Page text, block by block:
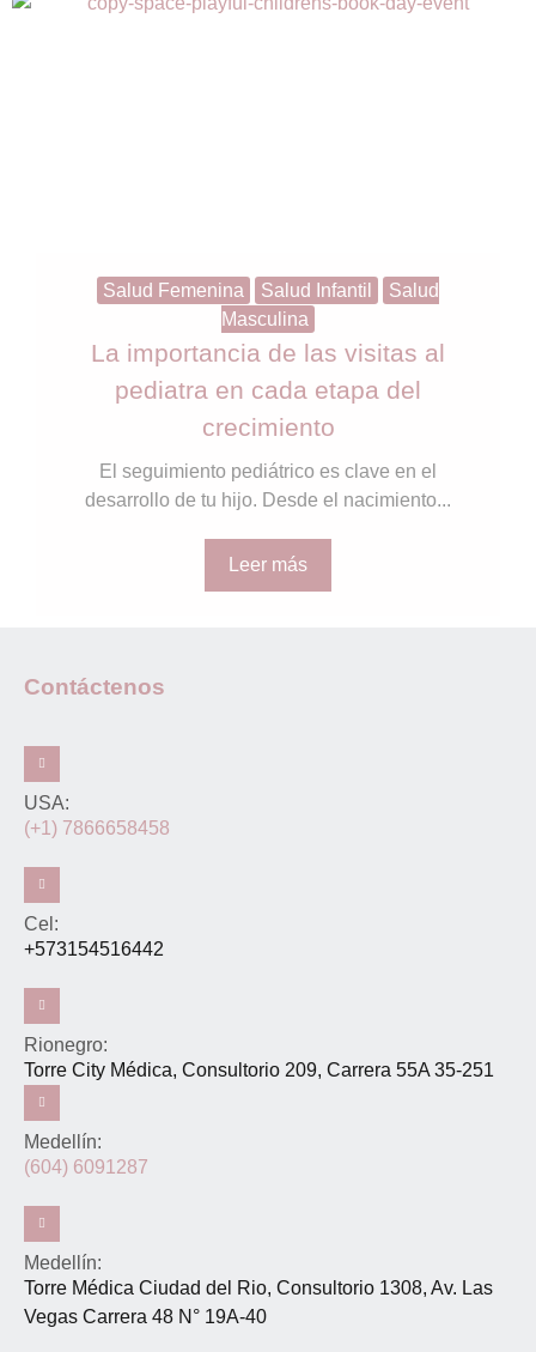
Salud Femenina Salud Infantil
Salud
Masculina
La importancia de las visitas al
pediatra en cada etapa del
crecimiento
El seguimiento pediátrico es clave en el
desarrollo de tu hijo. Desde el nacimiento...
Leer más
Contáctenos
USA:
(+1) 7866658458
Cel:
+573154516442
Rionegro:
Torre City Médica, Consultorio 209, Carrera 55A 35-251
Medellín:
(604) 6091287
Medellín:
Torre Médica Ciudad del Rio, Consultorio 1308, Av. Las
Vegas Carrera 48 N° 19A-40